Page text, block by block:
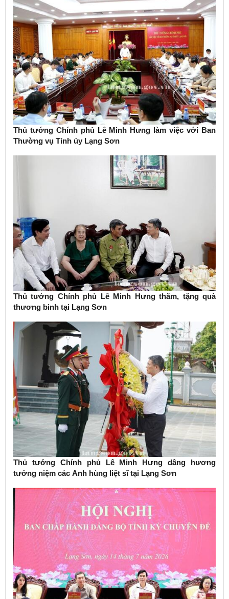
Thủ tướng Chính phủ Lê Minh Hưng làm việc với Ban
Thường vụ Tỉnh ủy Lạng Sơn
Thủ tướng Chính phủ Lê Minh Hưng thăm, tặng quà
thương binh tại Lạng Sơn
Thủ tướng Chính phủ Lê Minh Hưng dâng hương
tưởng niệm các Anh hùng liệt sĩ tại Lạng Sơn